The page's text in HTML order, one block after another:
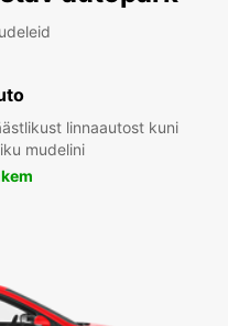
linnaautost kuni
mudelini